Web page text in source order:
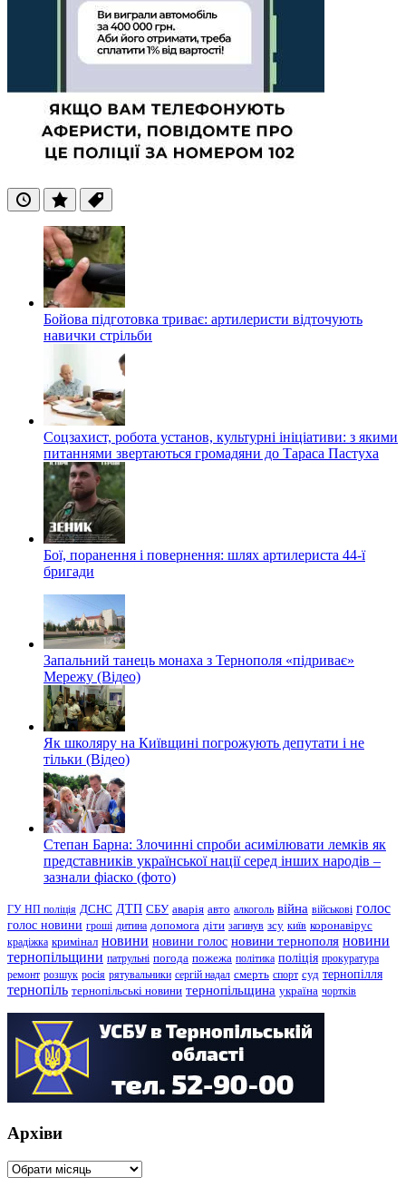
ОстанніПопулярні
Теги
Бойова підготовка триває: артилеристи відточують
навички стрільби
Соцзахист, робота установ, культурні ініціативи: з якими
питаннями звертаються громадяни до Тараса Пастуха
Бої, поранення і повернення: шлях артилериста 44-ї
бригади
Запальний танець монаха з Тернополя «підриває»
Мережу (Відео)
Як школяру на Київщині погрожують депутати і не
тільки (Відео)
Степан Барна: Злочинні спроби асимілювати лемків як
представників української нації серед інших народів –
зазнали фіаско (фото)
ГУ НП поліція ДСНС ДТП СБУ аварія авто алкоголь війна військові голос
голос новини гроші дитина допомога діти загинув зсу київ коронавірус
крадіжка кримінал новини новини голос новини тернополя новини
тернопільщини патрульні погода пожежа політика поліція прокуратура
ремонт розшук росія рятувальники сергій надал смерть спорт суд тернопілля
тернопіль тернопільські новини тернопільщина україна чортків
Архіви
Архіви